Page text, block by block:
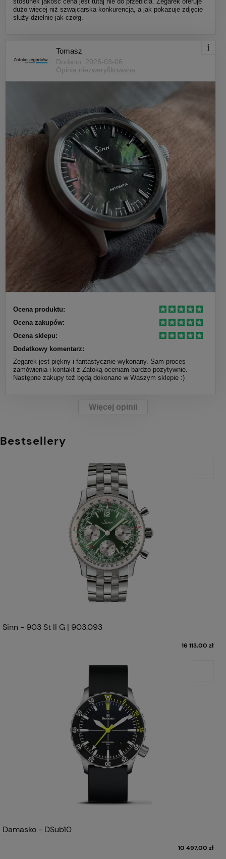
dużo więcej niż szwajcarska konkurencja, a jak pokazuje zdjęcie
służy dzielnie jak czołg.
Tomasz
Dodano: 2025-03-06
Opinia niezweryfikowana
Ocena produktu:
Ocena zakupów:
Ocena sklepu:
Dodatkowy komentarz:
Zegarek jest piękny i fantastycznie wykonany. Sam proces
zamówienia i kontakt z Zatoką oceniam bardzo pozytywnie.
Następne zakupy też będą dokonane w Waszym sklepie :)
Więcej opinii
Bestsellery
Sinn - 903 St II G | 903.093
16 113,00 zł
Damasko - DSub10
10 497,00 zł